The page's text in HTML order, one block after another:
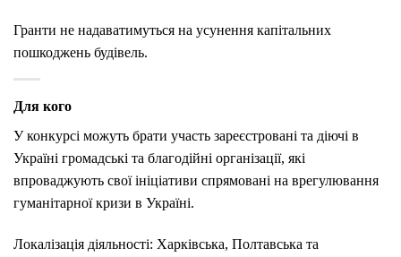
Гранти не надаватимуться на усунення капітальних
пошкоджень будівель.
Для кого
У конкурсі можуть брати участь зареєстровані та діючі в
Україні громадські та благодійні організації, які
впроваджують свої ініціативи спрямовані на врегулювання
гуманітарної кризи в Україні.
Локалізація діяльності: Харківська, Полтавська та